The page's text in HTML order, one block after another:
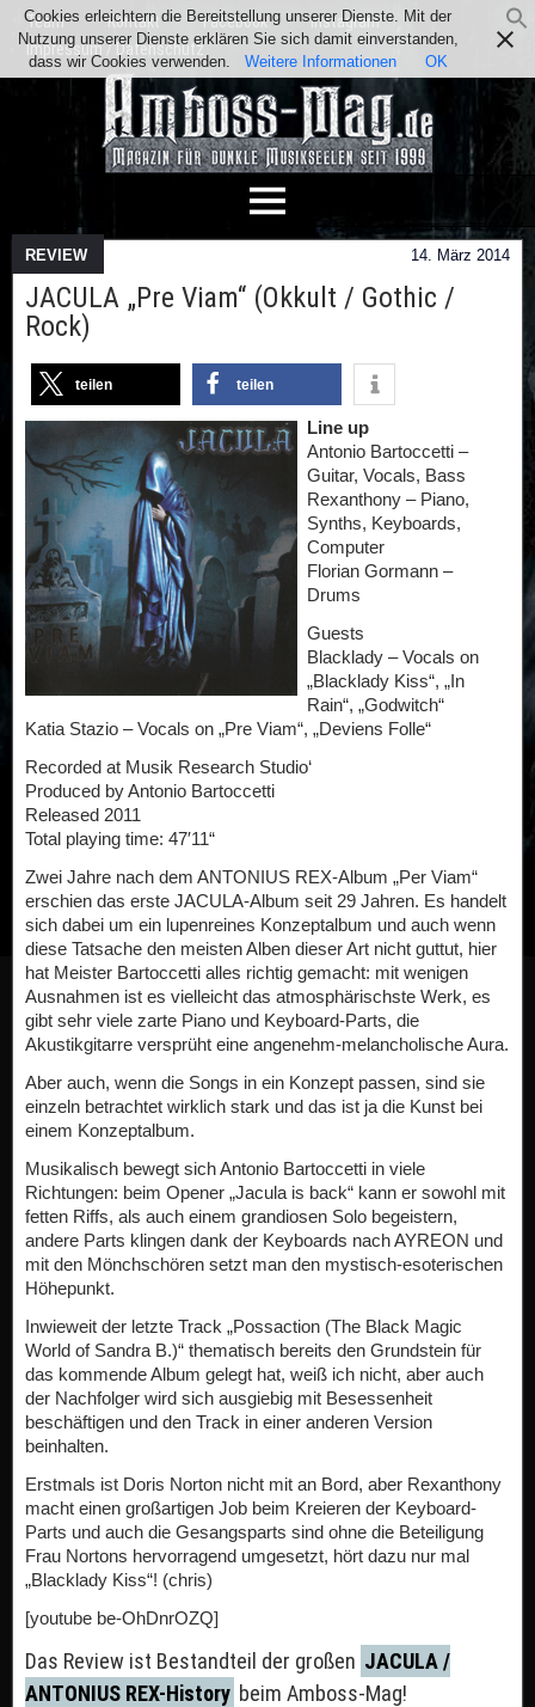
Team Kontakt Facebook
Instagram
Impressum / Datenschutz
REVIEW 14. März 2014
JACULA „Pre Viam“ (Okkult / Gothic /
Rock)
teilen teilen
Line up
Antonio Bartoccetti –
Guitar, Vocals, Bass
Rexanthony – Piano,
Synths, Keyboards,
Computer
Florian Gormann –
Drums
Guests
Blacklady – Vocals on
„Blacklady Kiss“, „In
Rain“, „Godwitch“
Katia Stazio – Vocals on „Pre Viam“, „Deviens Folle“
Recorded at Musik Research Studio‘
Produced by Antonio Bartoccetti
Released 2011
Total playing time: 47′11“
Zwei Jahre nach dem ANTONIUS REX-Album „Per Viam“
erschien das erste JACULA-Album seit 29 Jahren. Es handelt
sich dabei um ein lupenreines Konzeptalbum und auch wenn
diese Tatsache den meisten Alben dieser Art nicht guttut, hier
hat Meister Bartoccetti alles richtig gemacht: mit wenigen
Ausnahmen ist es vielleicht das atmosphärischste Werk, es
gibt sehr viele zarte Piano und Keyboard-Parts, die
Akustikgitarre versprüht eine angenehm-melancholische Aura.
Aber auch, wenn die Songs in ein Konzept passen, sind sie
einzeln betrachtet wirklich stark und das ist ja die Kunst bei
einem Konzeptalbum.
Musikalisch bewegt sich Antonio Bartoccetti in viele
Richtungen: beim Opener „Jacula is back“ kann er sowohl mit
fetten Riffs, als auch einem grandiosen Solo begeistern,
andere Parts klingen dank der Keyboards nach AYREON und
mit den Mönchschören setzt man den mystisch-esoterischen
Höhepunkt.
Inwieweit der letzte Track „Possaction (The Black Magic
World of Sandra B.)“ thematisch bereits den Grundstein für
das kommende Album gelegt hat, weiß ich nicht, aber auch
der Nachfolger wird sich ausgiebig mit Besessenheit
beschäftigen und den Track in einer anderen Version
beinhalten.
Erstmals ist Doris Norton nicht mit an Bord, aber Rexanthony
macht einen großartigen Job beim Kreieren der Keyboard-
Parts und auch die Gesangsparts sind ohne die Beteiligung
Frau Nortons hervorragend umgesetzt, hört dazu nur mal
„Blacklady Kiss“! (chris)
[youtube be-OhDnrOZQ]
Das Review ist Bestandteil der großen JACULA /
ANTONIUS REX-History beim Amboss-Mag!
Cookies erleichtern die Bereitstellung unserer Dienste. Mit der
Nutzung unserer Dienste erklären Sie sich damit einverstanden,
dass wir Cookies verwenden.
Weitere Informationen OK